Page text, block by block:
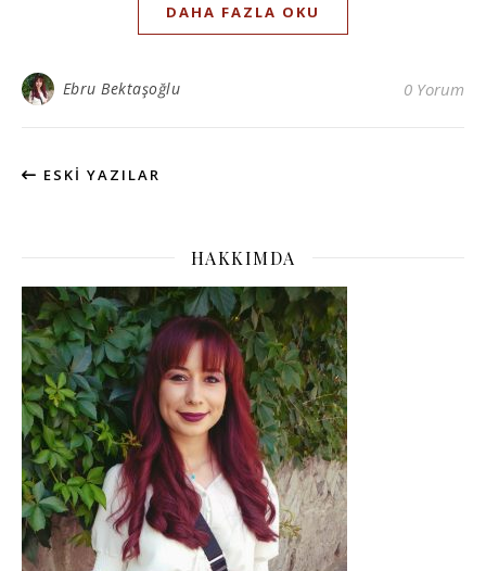
DAHA FAZLA OKU
Ebru Bektaşoğlu 0 Yorum
ESKI YAZILAR
HAKKIMDA